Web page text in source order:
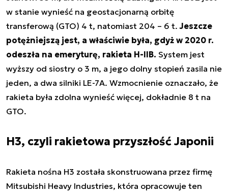
w stanie wynieść na geostacjonarną orbitę
transferową (GTO) 4 t, natomiast 204 – 6 t.Jeszcze
potężniejszą jest, a właściwie była, gdyż w 2020 r.
odeszła na emeryturę, rakieta H-IIB. System jest
wyższy od siostry o 3 m, a jego dolny stopień zasila nie
jeden, a dwa silniki LE-7A. Wzmocnienie oznaczało, że
rakieta była zdolna wynieść więcej, dokładnie 8 t na
GTO.
H3, czyli rakietowa przyszłość Japonii
Rakieta nośna H3 została skonstruowana przez firmę
Mitsubishi Heavy Industries, która opracowuje ten